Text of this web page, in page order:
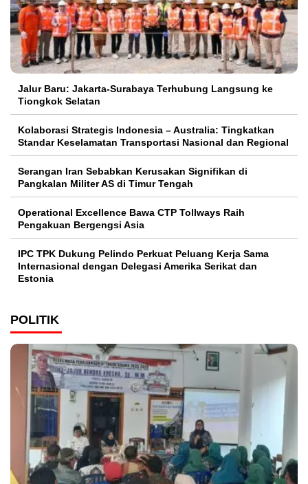
Jalur Baru: Jakarta-Surabaya Terhubung Langsung ke
Tiongkok Selatan
Kolaborasi Strategis Indonesia – Australia: Tingkatkan
Standar Keselamatan Transportasi Nasional dan Regional
Serangan Iran Sebabkan Kerusakan Signifikan di
Pangkalan Militer AS di Timur Tengah
Operational Excellence Bawa CTP Tollways Raih
Pengakuan Bergengsi Asia
IPC TPK Dukung Pelindo Perkuat Peluang Kerja Sama
Internasional dengan Delegasi Amerika Serikat dan
Estonia
POLITIK